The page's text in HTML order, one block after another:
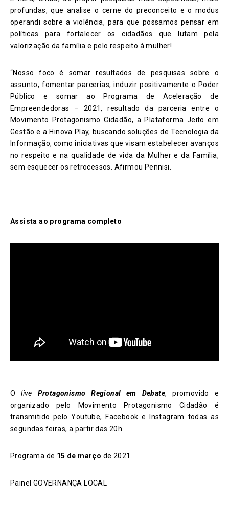
profundas, que analise o cerne do preconceito e o modus
operandi sobre a violência, para que possamos pensar em
políticas para fortalecer os cidadãos que lutam pela
valorização da família e pelo respeito à mulher!
“Nosso foco é somar resultados de pesquisas sobre o
assunto, fomentar parcerias, induzir positivamente o Poder
Público e somar ao Programa de Aceleração de
Empreendedoras – 2021, resultado da parceria entre o
Movimento Protagonismo Cidadão, a Plataforma Jeito em
Gestão e a Hinova Play, buscando soluções de Tecnologia da
Informação, como iniciativas que visam estabelecer avanços
no respeito e na qualidade de vida da Mulher e da Família,
sem esquecer os retrocessos. Afirmou Pennisi.
Assista ao programa completo
Olive Protagonismo Regional em Debate, promovido e
organizado pelo Movimento Protagonismo Cidadão é
transmitido pelo Youtube, Facebook e Instagram todas as
segundas feiras, a partir das 20h.
Programa de 15 de março de 2021
Painel GOVERNANÇA LOCAL